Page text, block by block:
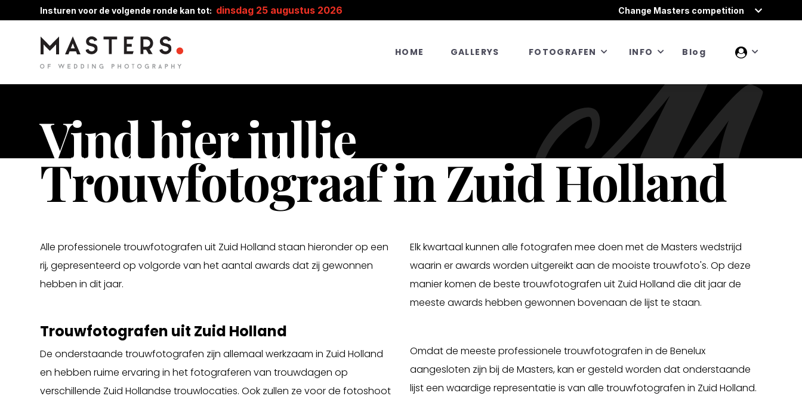
Insturen voor de volgende ronde kan tot: dinsdag 25 augustus 2026 Change Masters competition
HOME GALLERYS FOTOGRAFEN INFO Blog
Vind hier jullie
Trouwfotograaf in Zuid Holland
Alle professionele trouwfotografen uit Zuid Holland staan hieronder op een
rij, gepresenteerd op volgorde van het aantal awards dat zij gewonnen
hebben in dit jaar.
Trouwfotografen uit Zuid Holland
De onderstaande trouwfotografen zijn allemaal werkzaam in Zuid Holland
en hebben ruime ervaring in het fotograferen van trouwdagen op
verschillende Zuid Hollandse trouwlocaties. Ook zullen ze voor de fotoshoot
Elk kwartaal kunnen alle fotografen mee doen met de Masters wedstrijd
waarin er awards worden uitgereikt aan de mooiste trouwfoto's. Op deze
manier komen de beste trouwfotografen uit Zuid Holland die dit jaar de
meeste awards hebben gewonnen bovenaan de lijst te staan.
Omdat de meeste professionele trouwfotografen in de Benelux
aangesloten zijn bij de Masters, kan er gesteld worden dat onderstaande
lijst een waardige representatie is van alle trouwfotografen in Zuid Holland.